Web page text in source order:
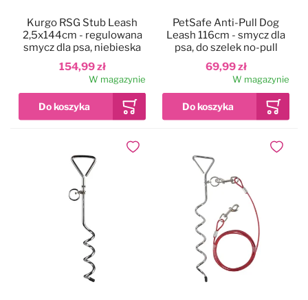
154,99 zł
Kurgo RSG Stub Leash
2,5x144cm - regulowana
smycz dla psa, niebieska
W magazynie
69,99 zł
PetSafe Anti-Pull Dog
Leash 116cm - smycz dla
psa, do szelek no-pull
W magazynie
Dodaj do ulubionych Dodaj